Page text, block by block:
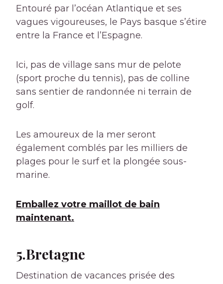
Entouré par l’océan Atlantique et ses
vagues vigoureuses, le Pays basque s’étire
entre la France et l’Espagne.
Ici, pas de village sans mur de pelote
(sport proche du tennis), pas de colline
sans sentier de randonnée ni terrain de
golf.
Les amoureux de la mer seront
également comblés par les milliers de
plages pour le surf et la plongée sous-
marine.
Emballez votre maillot de bain
maintenant.
5.Bretagne
Destination de vacances prisée des